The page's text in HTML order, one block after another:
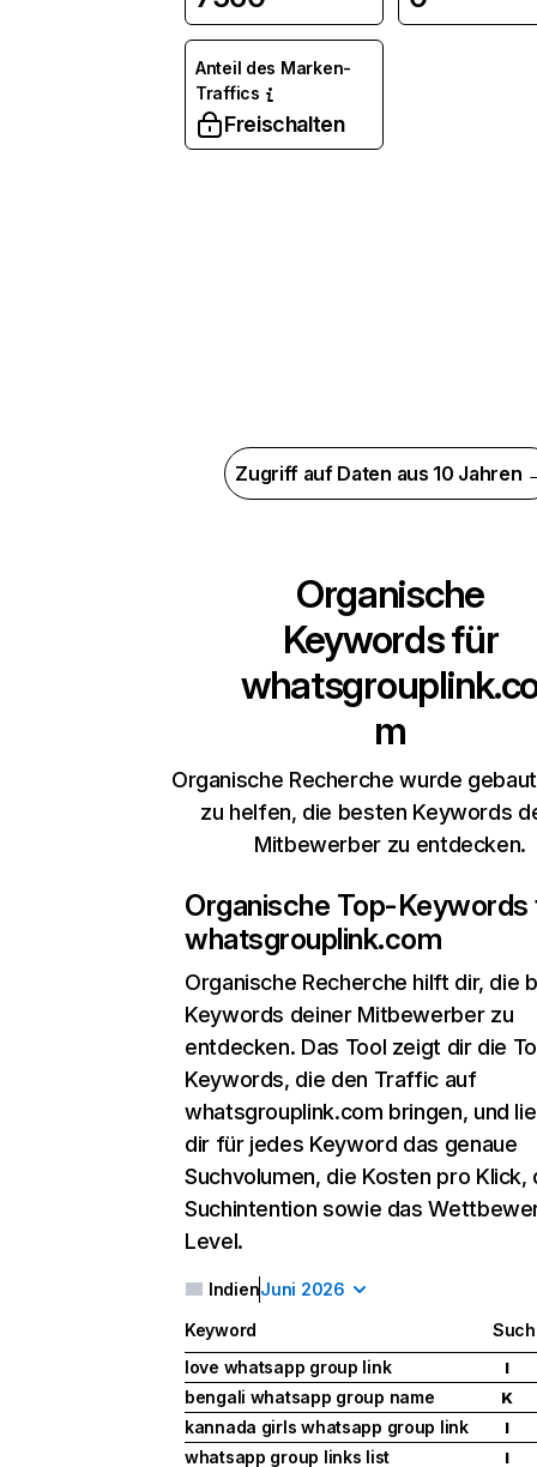
Anteil des Marken-
Traffics
Freischalten
Zugriff auf Daten aus 10 Jahren
Organische
Keywords für
m
Organische Recherche wurde
zu helfen, die besten Keywords
Mitbewerber zu entdecken.
Organische Top-Keywords
whatsgrouplink.com
Organische Recherche hilft dir, die
Keywords deiner Mitbewerber zu
entdecken. Das Tool zeigt dir die
Keywords, die den Traffic auf
whatsgrouplink.com bringen, und
dir für jedes Keyword das genaue
Suchvolumen, die Kosten pro Klick,
Suchintention sowie das
Level.
IndienJuni 2026
Keyword
love whatsapp group link
I
bengali whatsapp group name K
kannada girls whatsapp group link I
whatsapp group links list I